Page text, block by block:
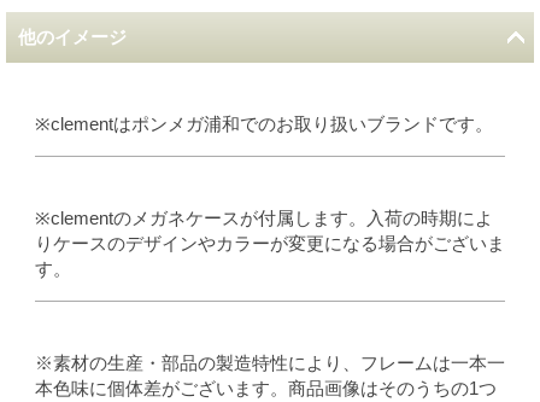
他のイメージ
※clementはポンメガ浦和でのお取り扱いブランドです。
※clementのメガネケースが付属します。入荷の時期によ
りケースのデザインやカラーが変更になる場合がございま
す。
※素材の生産・部品の製造特性により、フレームは一本一
本色味に個体差がございます。商品画像はそのうちの1つ